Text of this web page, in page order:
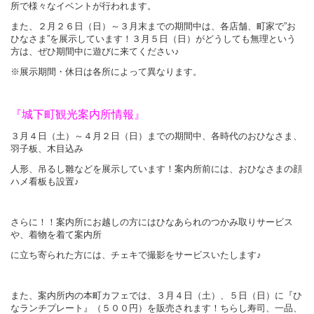
所で様々なイベントが行われます。
また、２月２６日（日）～３月末までの期間中は、各店舗、町家で”お
ひなさま”を展示しています！３月５日（日）がどうしても無理という
方は、ぜひ期間中に遊びに来てください♪
※展示期間・休日は各所によって異なります。
『城下町観光案内所情報』
３月４日（土）～４月２日（日）までの期間中、 各時代のおひなさま、
羽子板、木目込み
人形、吊るし雛などを展示しています！ 案内所前には、おひなさまの顔
ハメ看板も設置♪
さらに！！案内所にお越しの方にはひなあられのつかみ取りサービス
や、着物を着て案内所
に 立ち寄られた方には、チェキで撮影をサービスいたします♪
また、案内所内の本町カフェでは、３月４日（土）、５日（日）に『ひ
なランチプレート』（５００円）を販売されます！ちらし寿司、一品、